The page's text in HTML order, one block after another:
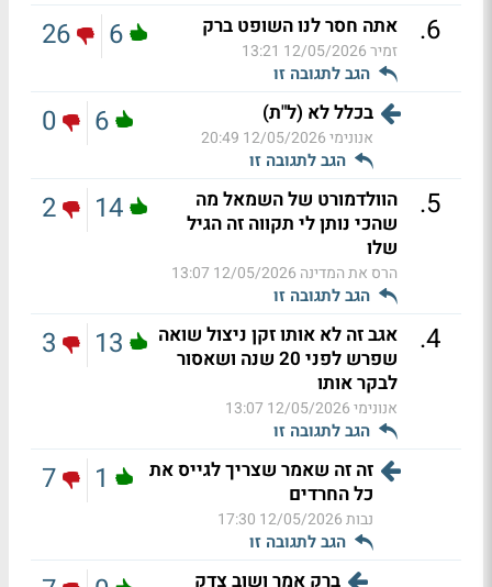
6
. אתה חסר לנו השופט ברק
זמיר12/05/2026 13:21
הגב לתגובה זו
6
26
בכלל לא (ל"ת)
אנונימי12/05/2026 20:49
הגב לתגובה זו
6
0
5
.
הוולדמורט של השמאל מה
שהכי נותן לי תקווה זה הגיל
שלו
הרס את המדינה 12/05/2026 13:07
הגב לתגובה זו
14
2
4
.
אגב זה לא אותו זקן ניצול שואה
שפרש לפני 20 שנה ושאסור
לבקר אותו
אנונימי12/05/2026 13:07
הגב לתגובה זו
13
3
זה זה שאמר שצריך לגייס את
כל החרדים
נבות12/05/2026 17:30
הגב לתגובה זו
1
7
ברק אמר ושוב צדק